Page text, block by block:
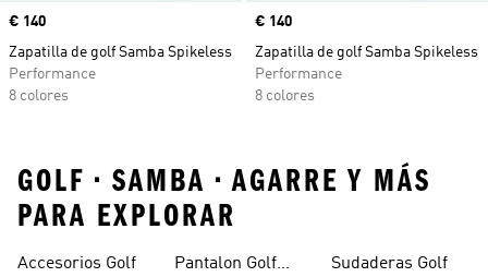
Precio
€ 140
Zapatilla de golf Samba Spikeless
Performance
8 colores
Precio
€ 140
Zapatilla de golf Samba Spikeless
Performance
8 colores
GOLF • SAMBA • AGARRE Y MÁS
PARA EXPLORAR
Accesorios Golf
Pantalon Golf
Sudaderas Golf